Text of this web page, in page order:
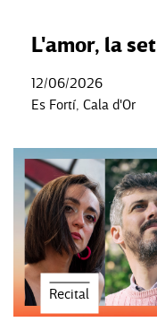
L'amor, la set
12/06/2026
Es Fortí, Cala d'Or
Recital